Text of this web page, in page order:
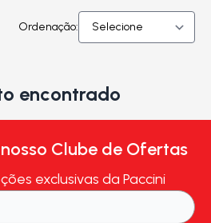
Ordenação:
encontrado
Clube de Ofertas
exclusivas da Paccini